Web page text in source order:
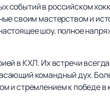
событий в российском
своим мастерством и
шоу, полное
в КХЛ. Их встречи
командный дух.
и стремлением к победе